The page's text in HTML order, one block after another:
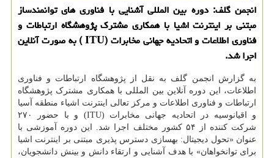
انجمن گلف: دوره بین المللی آشنایی با فناوری های توانمندساز
مبتنی بر اینترنت اشیا با همكاری مشترك پژوهشگاه ارتباطات و
فناوری اطلاعات و اتحادیه جهانی مخابرات (ITU ) به صورت آنلاین
اجرا شد.
به گزارش انجمن گلف به نقل از پژوهشگاه ارتباطات و فناوری
اطلاعات، این دوره آنلاین بین المللی با همکاری مشترک پژوهشگاه
ارتباطات و فناوری اطلاعات و مرکز تعالی اینترنت اشیاء منطقه آسیا
و اقیانوسیه در اتحادیه جهانی مخابرات (ITU) و با حضور ۲۷۰
شرکت کننده از ۵۴ کشور مختلف اجرا شد. این دوره آموزشی با
عنوان «تحول دیجیتال: بهسازی دسترس پذیری مبتنی بر اینترنت اشیا
برای توانخواهان» با هدف آشنایی و ارتقاء دانش و بینش دانشجویان،